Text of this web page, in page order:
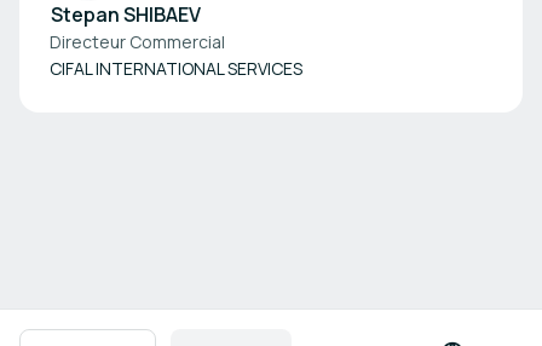
Stepan SHIBAEV
Directeur Commercial
CIFAL INTERNATIONAL SERVICES
Navigation en pied de page